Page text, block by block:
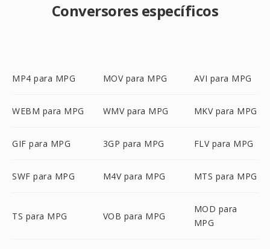
Conversores específicos
MP4 para MPG MOV para MPG AVI para MPG
WEBM para MPG WMV para MPG MKV para MPG
GIF para MPG 3GP para MPG FLV para MPG
SWF para MPG M4V para MPG MTS para MPG
TS para MPG VOB para MPG
MOD para
MPG